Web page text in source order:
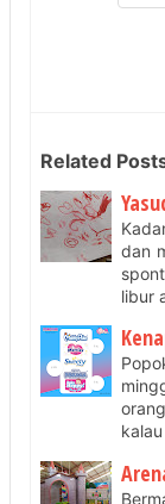
Related
dan
libur